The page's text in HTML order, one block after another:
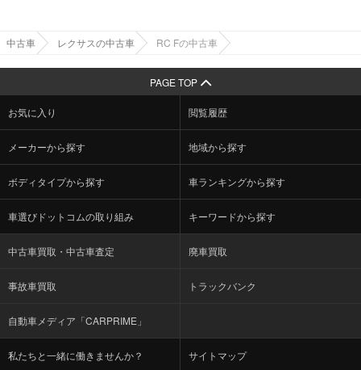
中古車 レクサスの中古車 RC Fの中古車
PAGE TOP
お気に入り 閲覧履歴
メーカーから探す 地域から探す
ボディタイプから探す 車ランキングから探す
車選びドットコムの取り組み キーワードから探す
中古車買取・中古車査定 廃車買取
事故車買取 トラックバンク
自動車メディア「CARPRIME」
私たちと一緒に働きませんか？ サイトマップ